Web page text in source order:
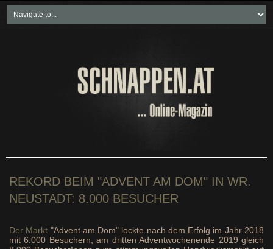
Neueste Beiträge
Soziales & Projekte
REKORD BEIM "ADVENT AM DOM" IN WR.
NEUSTADT: 8.000 BESUCHER
Der Markt "Advent am Dom" lockte nach dem Erfolg im Jahr 2018
mit 6.000 Besuchern, am dritten Adventwochenende 2019 gleich